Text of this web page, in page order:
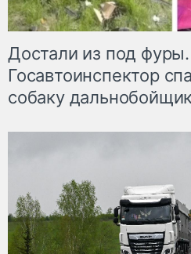
Достали из под фуры.
Госавтоинспектор
собаку